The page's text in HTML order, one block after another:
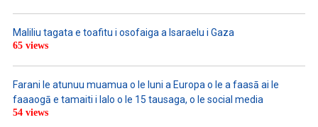
Maliliu tagata e toafitu i osofaiga a Isaraelu i Gaza
65 views
Farani le atunuu muamua o le Iuni a Europa o le a faasā ai le
faaaogā e tamaiti i lalo o le 15 tausaga, o le social media
54 views